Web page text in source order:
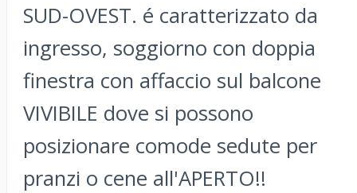
SUD-OVEST. é caratterizzato da
ingresso, soggiorno con doppia
finestra con affaccio sul balcone
VIVIBILE dove si possono
posizionare comode sedute per
pranzi o cene all'APERTO!!